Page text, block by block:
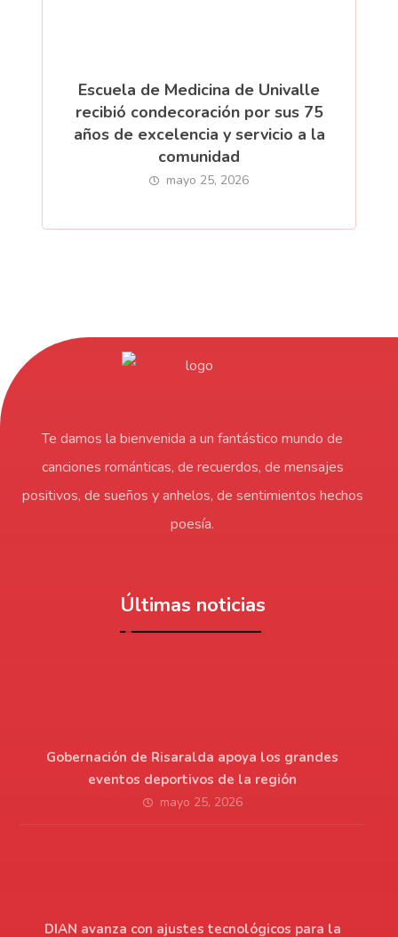
Escuela de Medicina de Univalle
recibió condecoración por sus 75
años de excelencia y servicio a la
comunidad
mayo 25, 2026
Te damos la bienvenida a un fantástico mundo de
canciones románticas, de recuerdos, de mensajes
positivos, de sueños y anhelos, de sentimientos hechos
poesía.
Últimas noticias
Gobernación de Risaralda apoya los grandes
eventos deportivos de la región
mayo 25, 2026
DIAN avanza con ajustes tecnológicos para la